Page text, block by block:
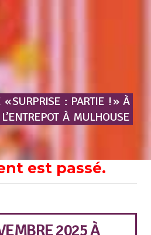
« SURPRISE : PARTIE ! » À
L’ENTREPOT À MULHOUSE
est passé.
2025À